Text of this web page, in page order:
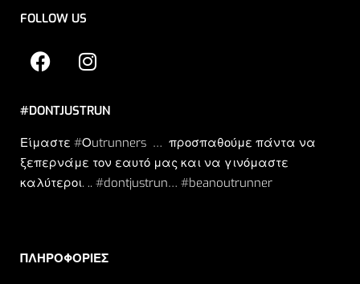
FOLLOW US
#DONTJUSTRUN
Είμαστε #Οutrunners … προσπαθούμε πάντα να
ξεπερνάμε τον εαυτό μας και να γινόμαστε
καλύτεροι. .. #dontjustrun… #beanoutrunner
ΠΛΗΡΟΦΟΡΙΕΣ​